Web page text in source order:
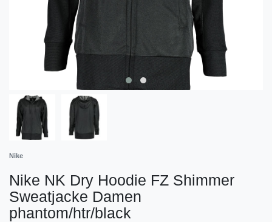
Nike
Nike NK Dry Hoodie FZ Shimmer
Sweatjacke Damen
phantom/htr/black